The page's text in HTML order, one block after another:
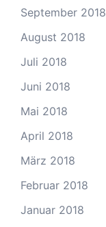
September 2018
August 2018
Juli 2018
Juni 2018
Mai 2018
April 2018
März 2018
Februar 2018
Januar 2018